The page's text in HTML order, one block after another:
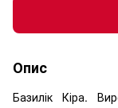
Опис
Базилік Кіра.